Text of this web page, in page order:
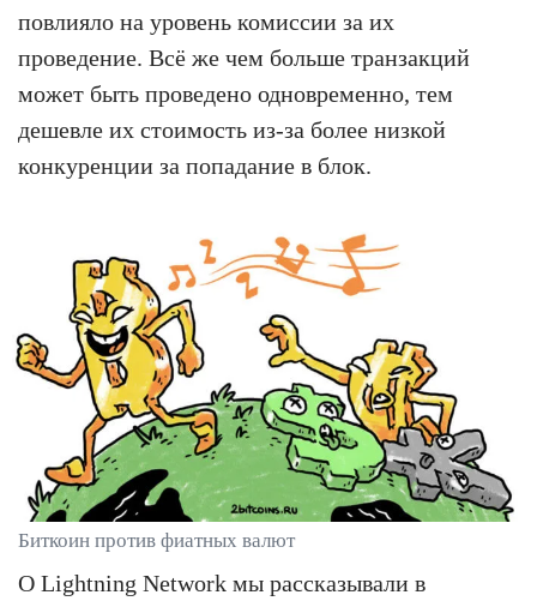
повлияло на уровень комиссии за их
проведение. Всё же чем больше транзакций
может быть проведено одновременно, тем
дешевле их стоимость из-за более низкой
конкуренции за попадание в блок.
Биткоин против фиатных валют
О Lightning Network мы рассказывали в